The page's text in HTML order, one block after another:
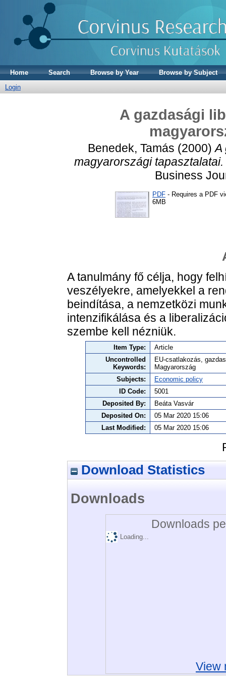
Home Search Browse by Year
Browse by Subject
Login
A gazdasági
Benedek, Tamás (2000)A
magyarországi tapasztalatai.
Business
PDF - Requires a PDF
6MB
A tanulmány fő célja, hogy
veszélyekre, amelyekkel a
beindítása, a nemzetközi
intenzifikálása és a
szembe kell nézniük.
Item Type:
Article
Uncontrolled
Keywords:
EU-csatlakozás,
Magyarország
Subjects:
Economic policy
ID Code:
5001
Deposited By:
Beáta Vasvár
Deposited On:
05 Mar 2020 15:06
Last Modified:
05 Mar 2020 15:06
Download Statistics
Downloads
Downloads
Loading...
View